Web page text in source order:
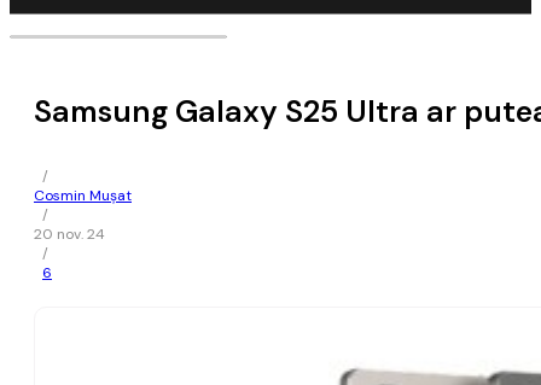
Samsung Galaxy S25 Ultra ar
/
Cosmin Mușat
/
20 nov. 24
/
6